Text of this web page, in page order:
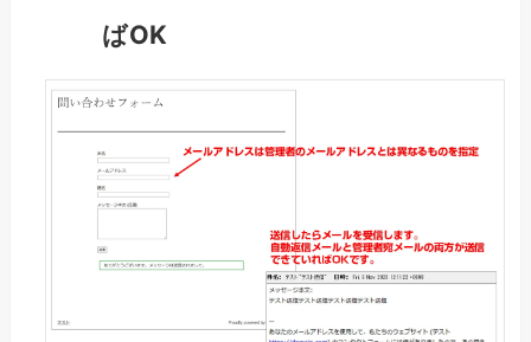
ばOK